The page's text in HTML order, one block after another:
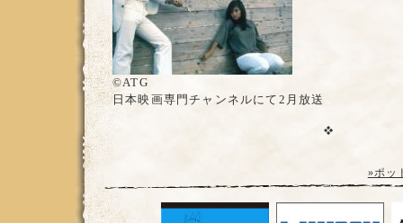
©ATG
日本映画専門チャンネルにて2月放送
»ポッ